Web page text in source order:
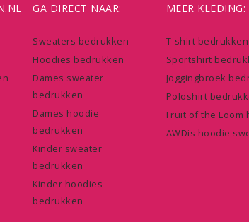
GA DIRECT NAAR:
Sweaters bedrukken
Hoodies bedrukken
Dames sweater
bedrukken
Dames hoodie
bedrukken
Kinder sweater
bedrukken
Kinder hoodies
bedrukken
MEER KLEDING:
T-shirt bedrukken
Sportshirt
Joggingbroek
Poloshirt
Fruit of the Loom
AWDis hoodie